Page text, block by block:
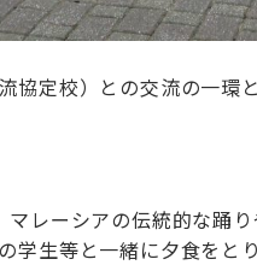
協定校）との交流の一環
レーシアの伝統的な踊
学生等と一緒に夕食をと